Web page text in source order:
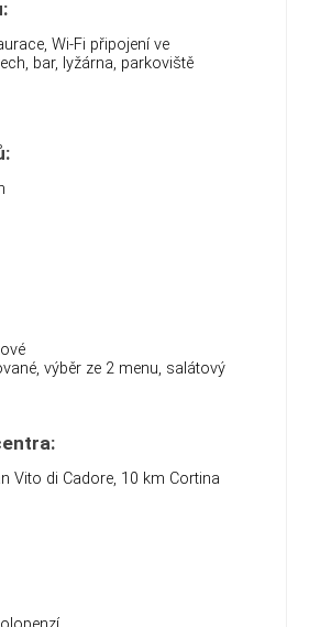
Wi-Fi připojení ve
bar, lyžárna, parkoviště
výběr ze 2 menu, salátový
Vito di Cadore, 10 km Cortina